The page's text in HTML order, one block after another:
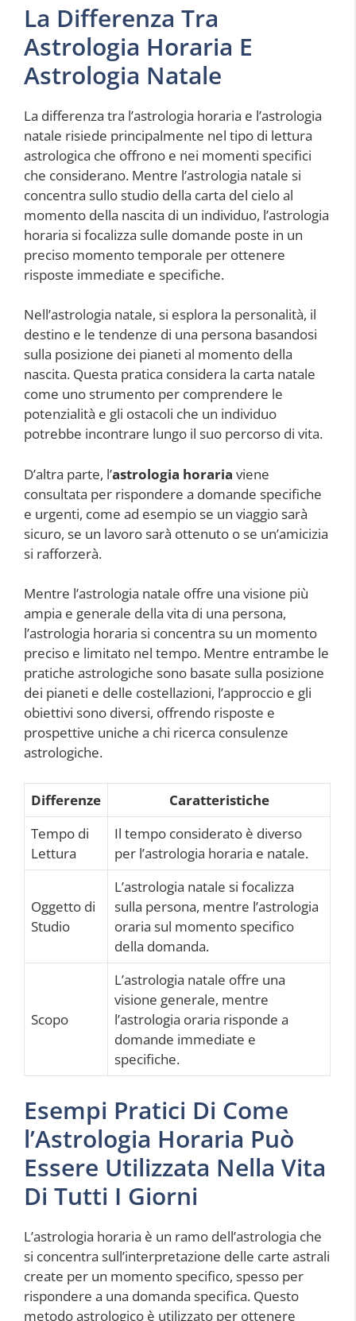
La Differenza Tra
Astrologia Horaria E
Astrologia Natale
La differenza tra l’astrologia horaria e l’astrologia
natale risiede principalmente nel tipo di lettura
astrologica che offrono e nei momenti specifici
che considerano. Mentre l’astrologia natale si
concentra sullo studio della carta del cielo al
momento della nascita di un individuo, l’astrologia
horaria si focalizza sulle domande poste in un
preciso momento temporale per ottenere
risposte immediate e specifiche.
Nell’astrologia natale, si esplora la personalità, il
destino e le tendenze di una persona basandosi
sulla posizione dei pianeti al momento della
nascita. Questa pratica considera la carta natale
come uno strumento per comprendere le
potenzialità e gli ostacoli che un individuo
potrebbe incontrare lungo il suo percorso di vita.
D’altra parte, l’astrologia horaria viene
consultata per rispondere a domande specifiche
e urgenti, come ad esempio se un viaggio sarà
sicuro, se un lavoro sarà ottenuto o se un’amicizia
si rafforzerà.
Mentre l’astrologia natale offre una visione più
ampia e generale della vita di una persona,
l’astrologia horaria si concentra su un momento
preciso e limitato nel tempo. Mentre entrambe le
pratiche astrologiche sono basate sulla posizione
dei pianeti e delle costellazioni, l’approccio e gli
obiettivi sono diversi, offrendo risposte e
prospettive uniche a chi ricerca consulenze
astrologiche.
Differenze
Caratteristiche
Tempo di
Lettura
Il tempo considerato è diverso
per l’astrologia horaria e natale.
Oggetto di
Studio
L’astrologia natale si focalizza
sulla persona, mentre l’astrologia
oraria sul momento specifico
della domanda.
Scopo
L’astrologia natale offre una
visione generale, mentre
l’astrologia oraria risponde a
domande immediate e
specifiche.
Esempi Pratici Di Come
l’Astrologia Horaria Può
Essere Utilizzata Nella Vita
Di Tutti I Giorni
L’astrologia horaria è un ramo dell’astrologia che
si concentra sull’interpretazione delle carte astrali
create per un momento specifico, spesso per
rispondere a una domanda specifica. Questo
metodo astrologico è utilizzato per ottenere